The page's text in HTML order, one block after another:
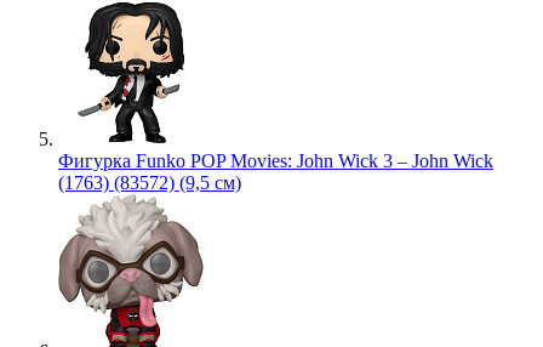
Фигурка Funko POP Movies: John Wick 3 – John Wick
(1763) (83572) (9,5 см)